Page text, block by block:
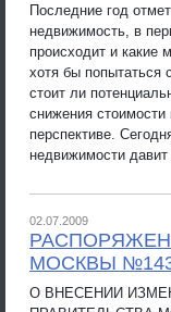
Последние год
недвижимость, в
происходит и какие
хотя бы попытаться
стоит ли
снижения
перспективе.
недвижимости
02.07.2009
МОСКВЫ
О ВНЕСЕНИИ